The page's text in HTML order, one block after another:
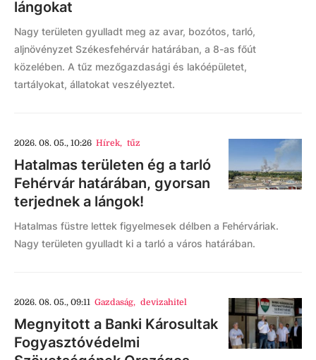
lángokat
Nagy területen gyulladt meg az avar, bozótos, tarló,
aljnövényzet Székesfehérvár határában, a 8-as főút
közelében. A tűz mezőgazdasági és lakóépületet,
tartályokat, állatokat veszélyeztet.
2026. 08. 05., 10:26 Hírek, tűz
Hatalmas területen ég a tarló
Fehérvár határában, gyorsan
terjednek a lángok!
Hatalmas füstre lettek figyelmesek délben a Fehérváriak.
Nagy területen gyulladt ki a tarló a város határában.
2026. 08. 05., 09:11 Gazdaság, devizahitel
Megnyitott a Banki Károsultak
Fogyasztóvédelmi